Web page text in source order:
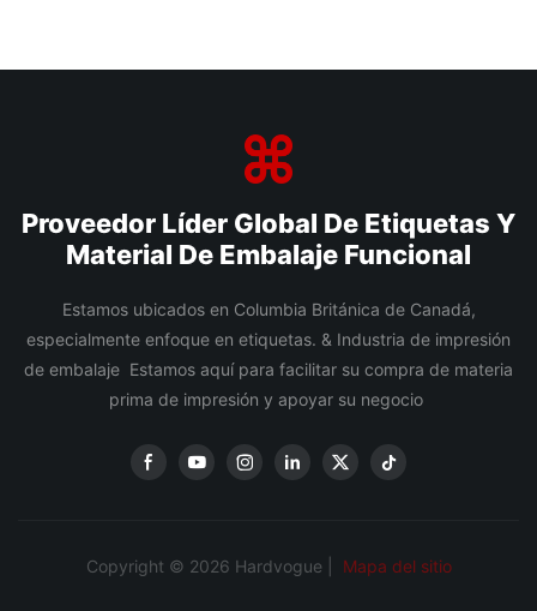
Proveedor Líder Global De Etiquetas Y
Material De Embalaje Funcional
Estamos ubicados en Columbia Británica de Canadá,
especialmente enfoque en etiquetas. & Industria de impresión
de embalaje Estamos aquí para facilitar su compra de materia
prima de impresión y apoyar su negocio
Copyright © 2026 Hardvogue | Mapa del sitio